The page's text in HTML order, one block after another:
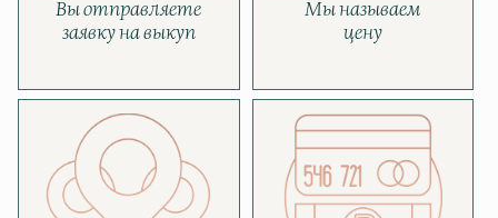
Вы отправляете
заявку на выкуп
Мы называем
цену